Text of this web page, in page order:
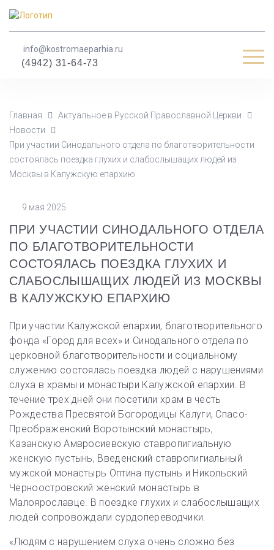
info@kostromaeparhia.ru
(4942) 31-64-73
Главная
Актуальное в Русской Православной Церкви
Новости
При участии Синодального отдела по благотворительности
состоялась поездка глухих и слабослышащих людей из
Москвы в Калужскую епархию
9 мая 2025
ПРИ УЧАСТИИ СИНОДАЛЬНОГО ОТДЕЛА
ПО БЛАГОТВОРИТЕЛЬНОСТИ
СОСТОЯЛАСЬ ПОЕЗДКА ГЛУХИХ И
СЛАБОСЛЫШАЩИХ ЛЮДЕЙ ИЗ МОСКВЫ
В КАЛУЖСКУЮ ЕПАРХИЮ
При участии Калужской епархии, благотворительного
фонда «Город для всех» и Синодального отдела по
церковной благотворительности и социальному
служению состоялась поездка людей с нарушениями
слуха в храмы и монастыри Калужской епархии. В
течение трех дней они посетили храм в честь
Рождества Пресвятой Богородицы Калуги, Спасо-
Преображенский Воротынский монастырь,
Казанскую Амвросиевскую ставропигиальную
женскую пустынь, Введенский ставропигиальный
мужской монастырь Оптина пустынь и Никольский
Черноостровский женский монастырь в
Малоярославце. В поездке глухих и слабослышащих
людей сопровождали сурдопереводчики.
«Людям с нарушением слуха очень сложно без